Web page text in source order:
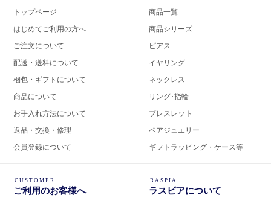
トップページ
はじめてご利用の方へ
ご注文について
配送・送料について
梱包・ギフトについて
商品について
お手入れ方法について
返品・交換・修理
会員登録について
商品一覧
商品シリーズ
ピアス
イヤリング
ネックレス
リング･指輪
ブレスレット
ペアジュエリー
ギフトラッピング・ケース等
CUSTOMER
ご利用のお客様へ
RASPIA
ラスピアについて